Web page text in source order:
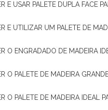
E USAR PALETE DUPLA FACE
E UTILIZAR UM PALETE DE
O ENGRADADO DE MADEIRA
O PALETE DE MADEIRA
O PALETE DE MADEIRA IDEAL